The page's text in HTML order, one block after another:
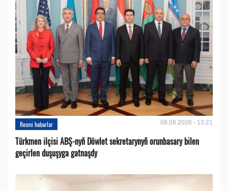
Resmi habarlar 08.08.2026 - 13:21
Türkmen ilçisi ABŞ-nyň Döwlet sekretarynyň orunbasary bilen
geçirlen duşuşyga gatnaşdy